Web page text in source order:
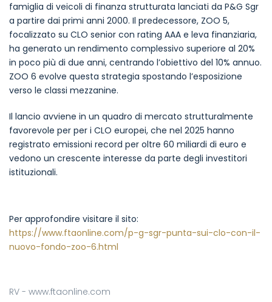
famiglia di veicoli di finanza strutturata lanciati da P&G Sgr
a partire dai primi anni 2000. Il predecessore, ZOO 5,
focalizzato su CLO senior con rating AAA e leva finanziaria,
ha generato un rendimento complessivo superiore al 20%
in poco più di due anni, centrando l’obiettivo del 10% annuo.
ZOO 6 evolve questa strategia spostando l’esposizione
verso le classi mezzanine.
Il lancio avviene in un quadro di mercato strutturalmente
favorevole per per i CLO europei, che nel 2025 hanno
registrato emissioni record per oltre 60 miliardi di euro e
vedono un crescente interesse da parte degli investitori
istituzionali.
Per approfondire visitare il sito:
https://www.ftaonline.com/p-g-sgr-punta-sui-clo-con-il-
nuovo-fondo-zoo-6.html
RV - www.ftaonline.com